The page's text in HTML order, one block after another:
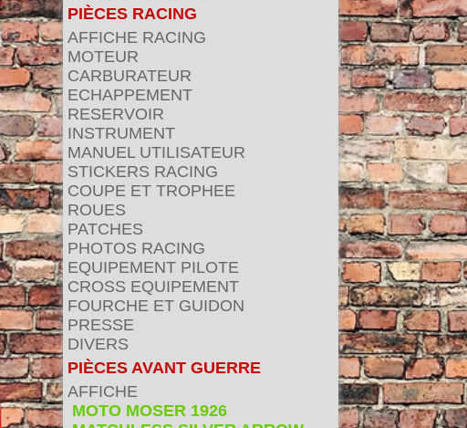
PIÈCES RACING
AFFICHE RACING
MOTEUR
CARBURATEUR
ECHAPPEMENT
RESERVOIR
INSTRUMENT
MANUEL UTILISATEUR
STICKERS RACING
COUPE ET TROPHEE
ROUES
PATCHES
PHOTOS RACING
EQUIPEMENT PILOTE
CROSS EQUIPEMENT
FOURCHE ET GUIDON
PRESSE
DIVERS
PIÈCES AVANT GUERRE
AFFICHE
MOTO MOSER 1926